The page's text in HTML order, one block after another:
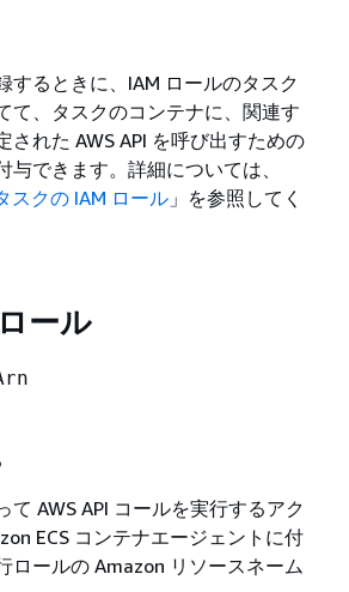
するときに、IAM ロールのタスク
て、タスクのコンテナに、関連す
された AWS API を呼び出すための
与できます。詳細については、
スクの IAM ロール」を参照してく
ール
て AWS API コールを実行するアク
ECS コンテナエージェントに付
ロールの Amazon リソースネーム